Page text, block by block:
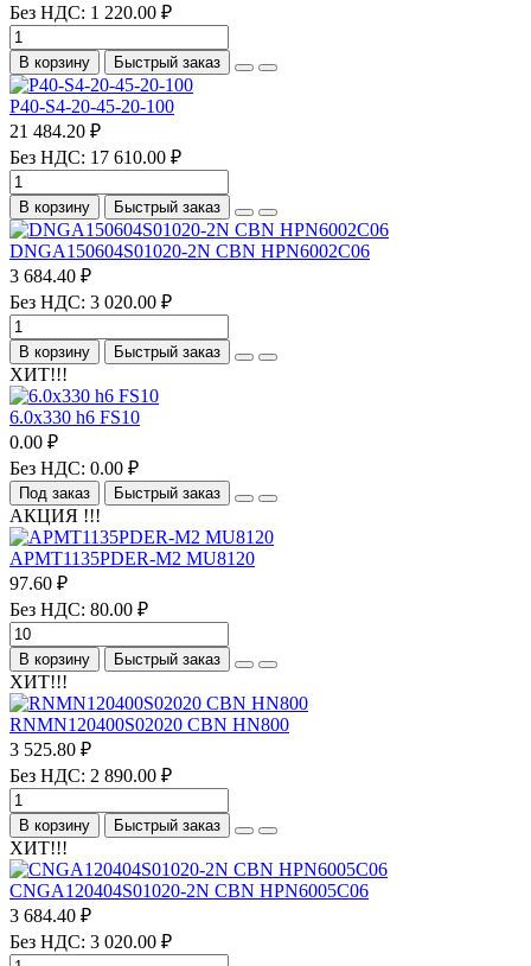
Без НДС: 1 220.00 ₽
В корзину Быстрый заказ
P40-S4-20-45-20-100
21 484.20 ₽
Без НДС: 17 610.00 ₽
В корзину Быстрый заказ
DNGA150604S01020-2N CBN HPN6002C06
3 684.40 ₽
Без НДС: 3 020.00 ₽
В корзину Быстрый заказ
ХИТ!!!
6.0х330 h6 FS10
0.00 ₽
Без НДС: 0.00 ₽
Под заказ Быстрый заказ
АКЦИЯ !!!
APMT1135PDER-M2 MU8120
97.60 ₽
Без НДС: 80.00 ₽
В корзину Быстрый заказ
ХИТ!!!
RNMN120400S02020 CBN HN800
3 525.80 ₽
Без НДС: 2 890.00 ₽
В корзину Быстрый заказ
ХИТ!!!
CNGA120404S01020-2N CBN HPN6005C06
3 684.40 ₽
Без НДС: 3 020.00 ₽